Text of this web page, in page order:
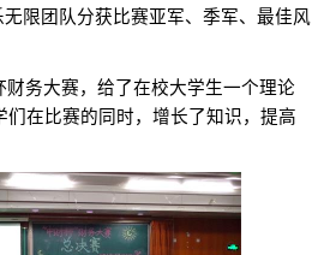
无限团队分获比赛亚军、季军、最佳风
财务大赛，给了在校大学生一个理论
们在比赛的同时，增长了知识，提高